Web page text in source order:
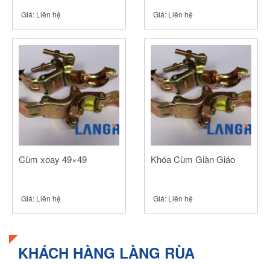
Giá: Liên hệ Giá: Liên hệ
Cùm xoay 49×49
Giá: Liên hệ
Khóa Cùm Giàn Giáo
Giá: Liên hệ
KHÁCH HÀNG LÀNG RÙA